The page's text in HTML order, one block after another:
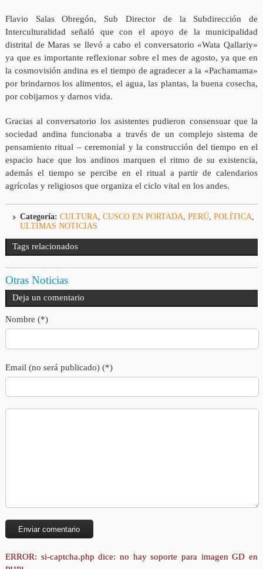
Flavio Salas Obregón, Sub Director de la Subdirección de
Interculturalidad señaló que con el apoyo de la municipalidad
distrital de Maras se llevó a cabo el conversatorio «Wata Qallariy»
ya que es importante reflexionar sobre el mes de agosto, ya que en
la cosmovisión andina es el tiempo de agradecer a la «Pachamama»
por brindarnos los alimentos, el agua, las plantas, la buena cosecha,
por cobijarnos y darnos vida.
Gracias al conversatorio los asistentes pudieron consensuar que la
sociedad andina funcionaba a través de un complejo sistema de
pensamiento ritual – ceremonial y la construcción del tiempo en el
espacio hace que los andinos marquen el ritmo de su existencia,
además el tiempo se percibe en el ritual a partir de calendarios
agrícolas y religiosos que organiza el ciclo vital en los andes.
Categoría: CULTURA, CUSCO EN PORTADA, PERÚ, POLÍTICA,
ULTIMAS NOTICIAS
Tags relacionados
Otras Noticias
Deja un comentario
Nombre (*)
Email (no será publicado) (*)
ERROR: si-captcha.php dice: no hay soporte para imagen GD en